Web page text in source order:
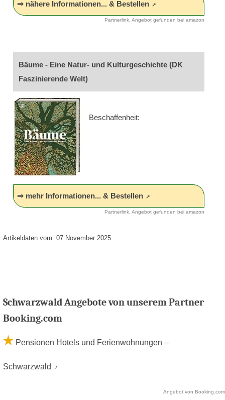
⇒ nähere Informationen... & Bestellen
Partnerlink, Angebot gefunden bei amazon
Bäume - Eine Natur- und Kulturgeschichte (DK
Faszinierende Welt)
Beschaffenheit:
⇒ mehr Informationen... & Bestellen
Partnerlink, Angebot gefunden bei amazon
Artikeldaten vom: 07 November 2025
Schwarzwald Angebote von unserem Partner
Booking.com
Pensionen Hotels und Ferienwohnungen –
Schwarzwald
Angebot von Booking.com